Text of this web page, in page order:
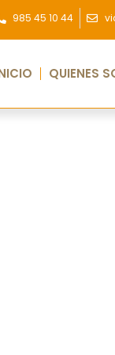
985 45 10 44
QUIENES